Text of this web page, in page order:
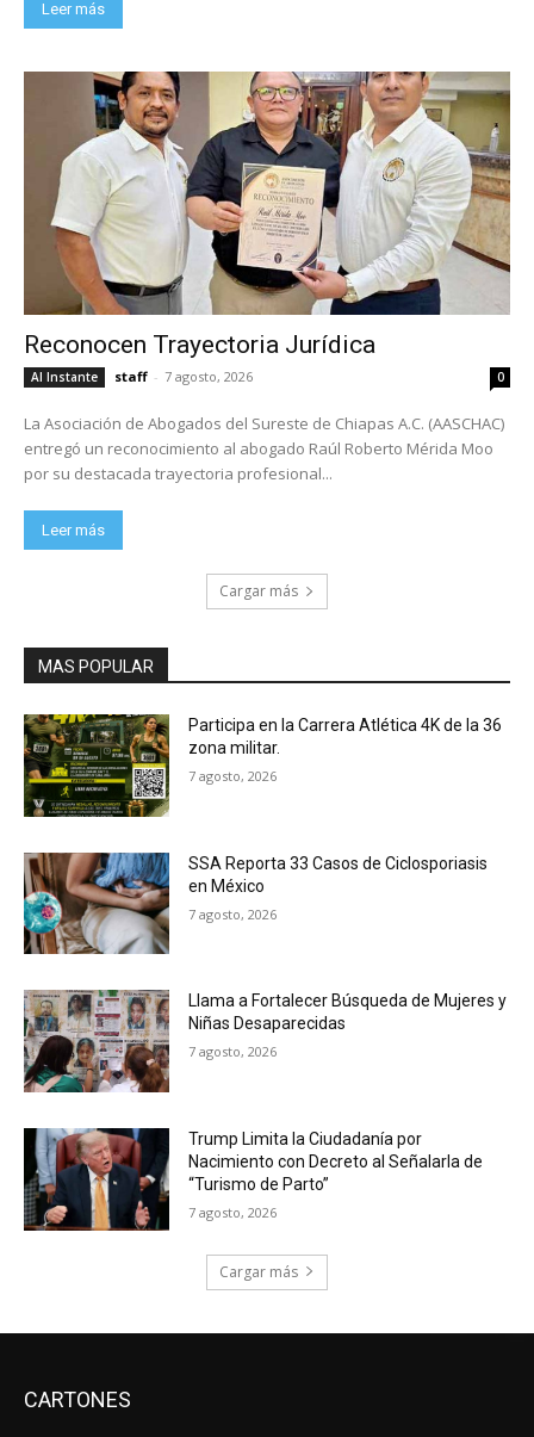
Leer más
Reconocen Trayectoria Jurídica
Al Instante staff - 7 agosto, 2026 0
La Asociación de Abogados del Sureste de Chiapas A.C. (AASCHAC)
entregó un reconocimiento al abogado Raúl Roberto Mérida Moo
por su destacada trayectoria profesional...
Leer más
Cargar más
MAS POPULAR
Participa en la Carrera Atlética 4K de la 36
zona militar.
7 agosto, 2026
SSA Reporta 33 Casos de Ciclosporiasis
en México
7 agosto, 2026
Llama a Fortalecer Búsqueda de Mujeres y
Niñas Desaparecidas
7 agosto, 2026
Trump Limita la Ciudadanía por
Nacimiento con Decreto al Señalarla de
“Turismo de Parto”
7 agosto, 2026
Cargar más
CARTONES